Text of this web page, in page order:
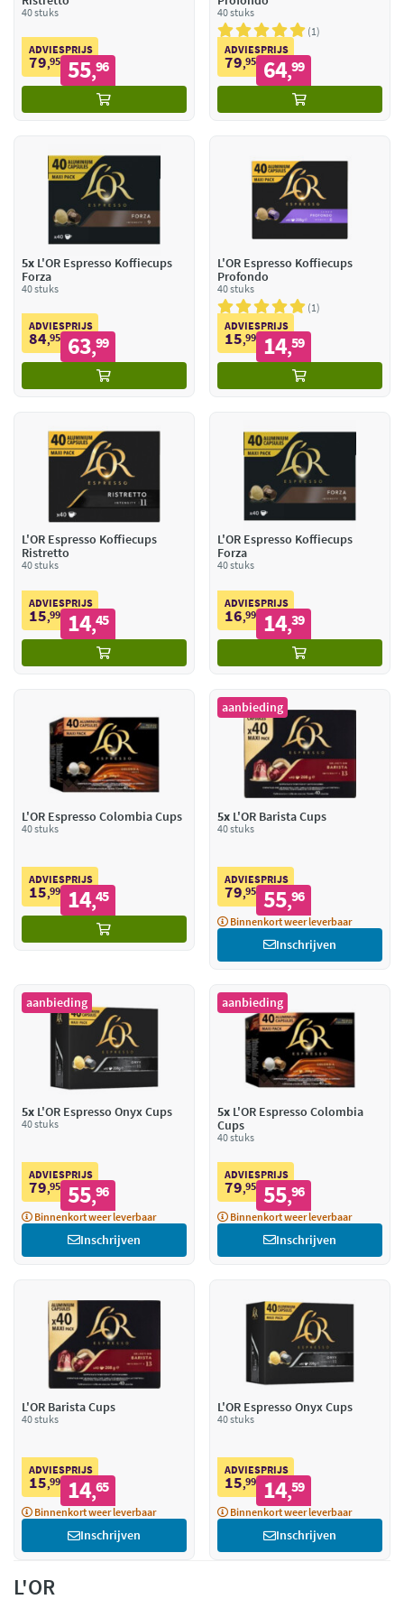
40 stuks
ADVIESPRIJS
79,95 55,96
40 stuks
1
ADVIESPRIJS
79,95 64,99
5x L'OR Espresso Koffiecups
Forza
40 stuks
ADVIESPRIJS
84,95 63,99
L'OR Espresso Koffiecups
Profondo
40 stuks
1
ADVIESPRIJS
15,99 14,59
L'OR Espresso Koffiecups
Ristretto
40 stuks
ADVIESPRIJS
15,99 14,45
L'OR Espresso Koffiecups
Forza
40 stuks
ADVIESPRIJS
16,99 14,39
L'OR Espresso Colombia Cups
40 stuks
ADVIESPRIJS
15,99 14,45
aanbieding
5xL'OR Barista Cups
40 stuks
ADVIESPRIJS
79,95 55,96
Binnenkort weer leverbaar
Inschrijven
aanbieding
5x L'OR Espresso Onyx Cups
40 stuks
ADVIESPRIJS
79,95 55,96
Binnenkort weer leverbaar
Inschrijven
aanbieding
5xL'OR Espresso Colombia
Cups
40 stuks
ADVIESPRIJS
79,95 55,96
Binnenkort weer leverbaar
Inschrijven
L'OR Barista Cups
40 stuks
ADVIESPRIJS
15,99 14,65
Binnenkort weer leverbaar
Inschrijven
L'OR Espresso Onyx Cups
40 stuks
ADVIESPRIJS
15,99 14,59
Binnenkort weer leverbaar
Inschrijven
L'OR